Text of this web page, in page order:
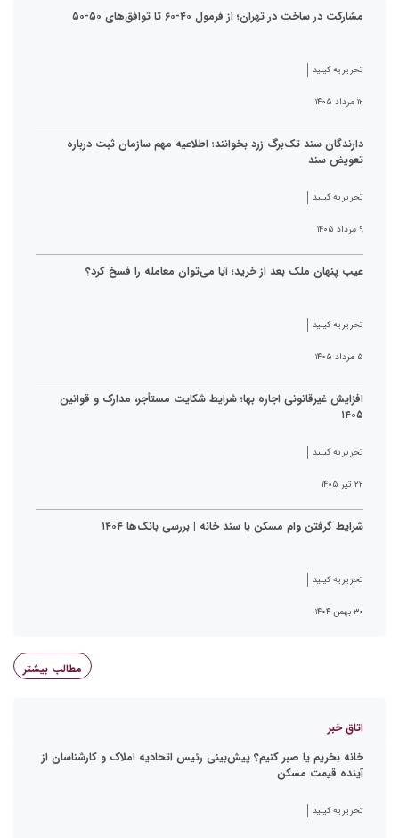
مشارکت در ساخت در تهران؛ از فرمول ۴۰-۶۰ تا توافق‌های ۵۰-۵۰
تحریریه کیلید
۱۲ مرداد ۱۴۰۵
دارندگان سند تک‌برگ زرد بخوانند؛ اطلاعیه مهم سازمان ثبت درباره
تعویض سند
تحریریه کیلید
۹ مرداد ۱۴۰۵
عیب پنهان ملک بعد از خرید؛ آیا می‌توان معامله را فسخ کرد؟
تحریریه کیلید
۵ مرداد ۱۴۰۵
افزایش غیرقانونی اجاره بها؛ شرایط شکایت مستأجر، مدارک و قوانین
۱۴۰۵
تحریریه کیلید
۲۲ تیر ۱۴۰۵
شرایط گرفتن وام مسکن با سند خانه | بررسی بانک‌ها ۱۴۰۴
تحریریه کیلید
۳۰ بهمن ۱۴۰۴
مطالب بیشتر
اتاق خبر
خانه بخریم یا صبر کنیم؟ پیش‌بینی رئیس اتحادیه املاک و کارشناسان از
آینده قیمت مسکن
تحریریه کیلید